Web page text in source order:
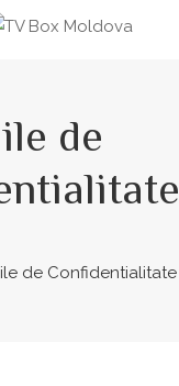
de
de Confidentialitate